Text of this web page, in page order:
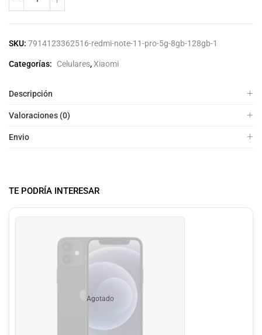
SKU: 7914123362516-redmi-note-11-pro-5g-8gb-128gb-1
Categorías: Celulares,Xiaomi
Descripción
Valoraciones (0)
Envio
TE PODRÍA INTERESAR
Agotado